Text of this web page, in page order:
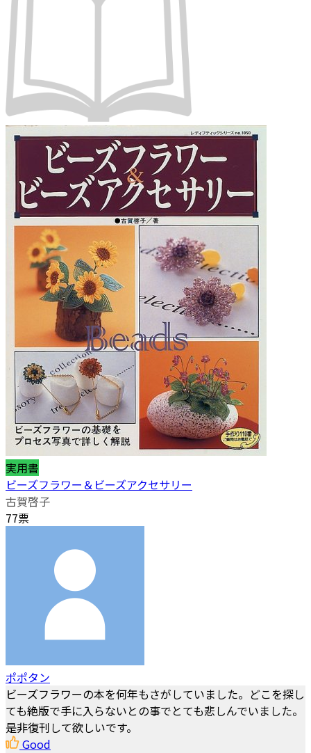
実用書
ビーズフラワー＆ビーズアクセサリー
古賀啓子
77票
ポポタン
ビーズフラワーの本を何年もさがしていました。どこを探し
ても絶版で手に入らないとの事でとても悲しんでいました。
是非復刊して欲しいです。
Good